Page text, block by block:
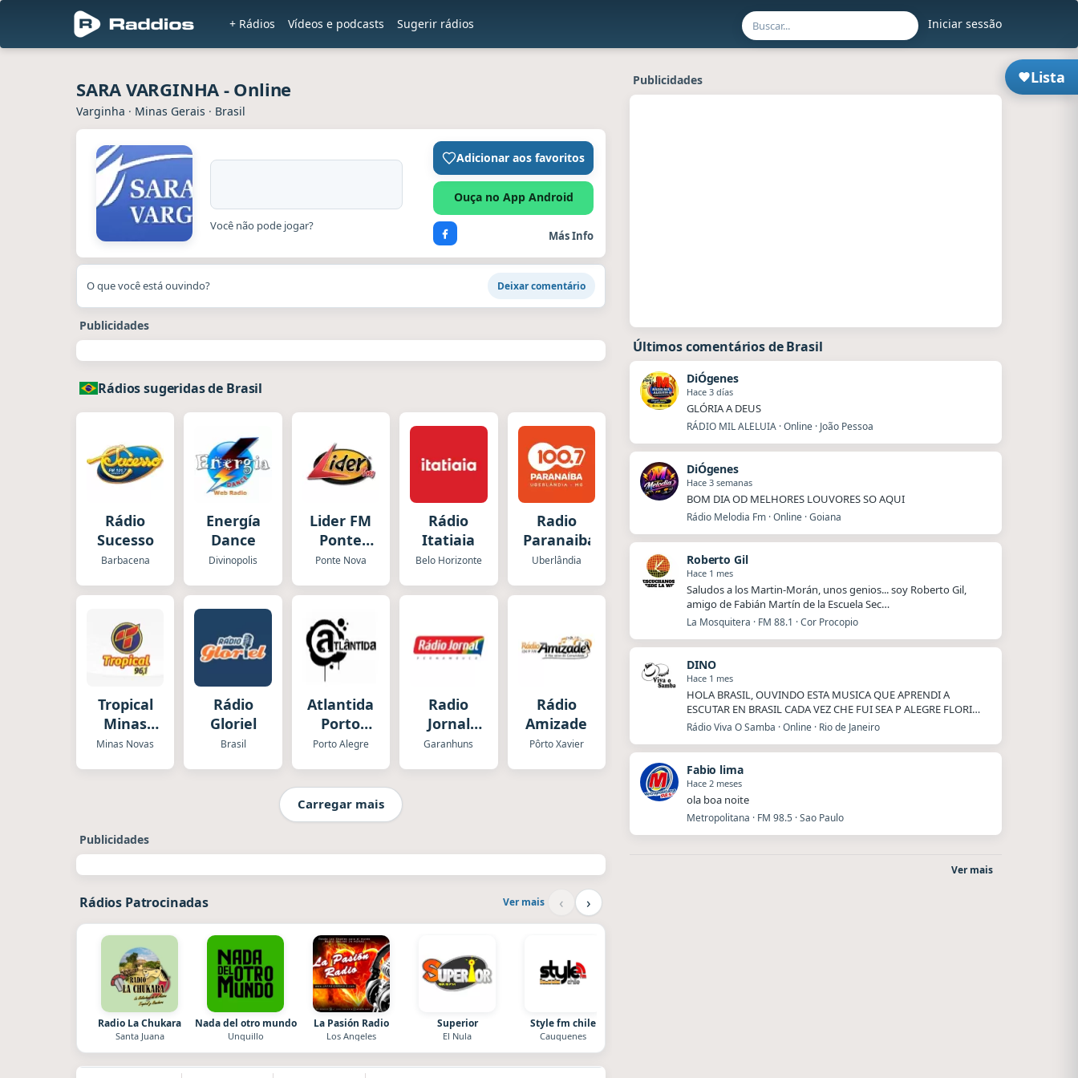
Iniciar sessão
+ Rádios Vídeos e podcasts Sugerir rádios
Lista
SARA VARGINHA - Online
Varginha · Minas Gerais · Brasil
Você não pode jogar?
Adicionar aos favoritos
Ouça no App Android
Más Info
O que você está ouvindo? Deixar comentário
Publicidades
Rádios sugeridas de Brasil
Rádio
Sucesso
Barbacena
Energía
Dance
Divinopolis
Lider FM
Ponte
Nova
Ponte Nova
Rádio
Itatiaia
Belo Horizonte
Radio
Paranaiba
Uberlândia
Tropical
Minas
Novas
Minas Novas
Rádio
Gloriel
Brasil
Atlantida
Porto
Alegre
Porto Alegre
Radio
Jornal
Garahuns
Garanhuns
Rádio
Amizade
Pôrto Xavier
Carregar mais
Publicidades
Rádios Patrocinadas Ver mais ‹ ›
Radio La Chukara
Santa Juana
Nada del otro mundo
Unquillo
La Pasión Radio
Los Angeles
Superior
El Nula
Style fm chile
Cauquenes
Publicidades
Últimos comentários de Brasil
DiÓgenes
Hace 3 días
GLÓRIA A DEUS
RÁDIO MIL ALELUIA · Online · João Pessoa
DiÓgenes
Hace 3 semanas
BOM DIA OD MELHORES LOUVORES SO AQUI
Rádio Melodia Fm · Online · Goiana
Roberto Gil
Hace 1 mes
Saludos a los Martin-Morán, unos genios... soy Roberto Gil,
amigo de Fabián Martín de la Escuela Sec…
La Mosquitera · FM 88.1 · Cor Procopio
DINO
Hace 1 mes
HOLA BRASIL, OUVINDO ESTA MUSICA QUE APRENDI A
ESCUTAR EN BRASIL CADA VEZ CHE FUI SEA P ALEGRE FLORI…
Rádio Viva O Samba · Online · Rio de Janeiro
Fabio lima
Hace 2 meses
ola boa noite
Metropolitana · FM 98.5 · Sao Paulo
Ver mais